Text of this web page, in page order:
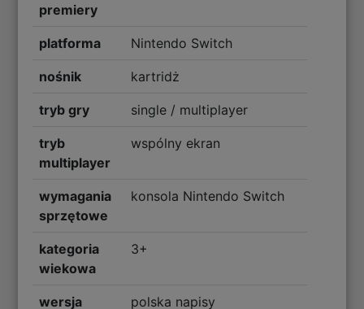
premiery
platforma Nintendo Switch
nośnik kartridż
tryb gry single / multiplayer
tryb
multiplayer
wspólny ekran
wymagania
sprzętowe
konsola Nintendo Switch
kategoria
wiekowa
3+
wersja
polska napisy